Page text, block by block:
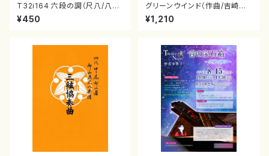
T32i164 六段の調（尺八/八橋
検校/楽譜）都山流公刊楽譜曲
番:1016
¥450
グリーンウインド（作曲/吉崎克
彦/楽譜）
¥1,210